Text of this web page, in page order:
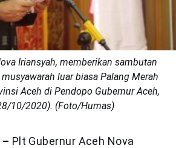
Iriansyah, memberikan sambutan
luar biasa Palang Merah
Aceh di Pendopo Gubernur Aceh,
10/2020). (Foto/Humas)
– Plt Gubernur Aceh Nova